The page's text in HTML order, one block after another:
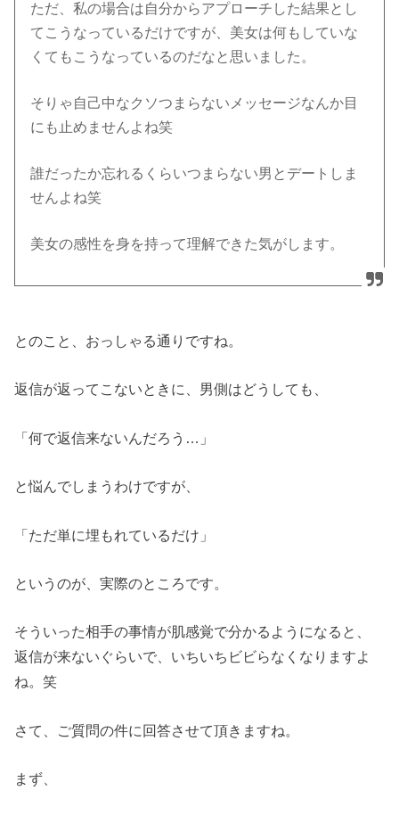
ただ、私の場合は自分からアプローチした結果とし
てこうなっているだけですが、美女は何もしていな
くてもこうなっているのだなと思いました。
そりゃ自己中なクソつまらないメッセージなんか目
にも止めませんよね笑
誰だったか忘れるくらいつまらない男とデートしま
せんよね笑
美女の感性を身を持って理解できた気がします。
とのこと、おっしゃる通りですね。
返信が返ってこないときに、男側はどうしても、
「何で返信来ないんだろう…」
と悩んでしまうわけですが、
「ただ単に埋もれているだけ」
というのが、実際のところです。
そういった相手の事情が肌感覚で分かるようになると、
返信が来ないぐらいで、いちいちビビらなくなりますよ
ね。笑
さて、ご質問の件に回答させて頂きますね。
まず、